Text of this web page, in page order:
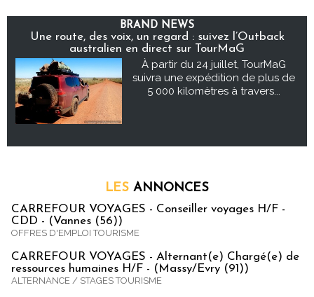
BRAND NEWS
Une route, des voix, un regard : suivez l’Outback
australien en direct sur TourMaG
À partir du 24 juillet, TourMaG
suivra une expédition de plus de
5 000 kilomètres à travers...
LES ANNONCES
CARREFOUR VOYAGES - Conseiller voyages H/F -
CDD - (Vannes (56))
OFFRES D'EMPLOI TOURISME
CARREFOUR VOYAGES - Alternant(e) Chargé(e) de
ressources humaines H/F - (Massy/Evry (91))
ALTERNANCE / STAGES TOURISME